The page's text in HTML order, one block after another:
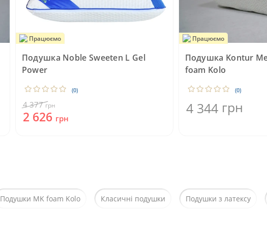
Працюємо
Подушка Noble Sweeten L Gel
Power
(0)
4 377грн
2 626 грн
Працюємо
Подушка Kontur
foam Kolo
(0)
4 344 грн
Подушки MK foam Kolo Класичні подушки Подушки з латексу